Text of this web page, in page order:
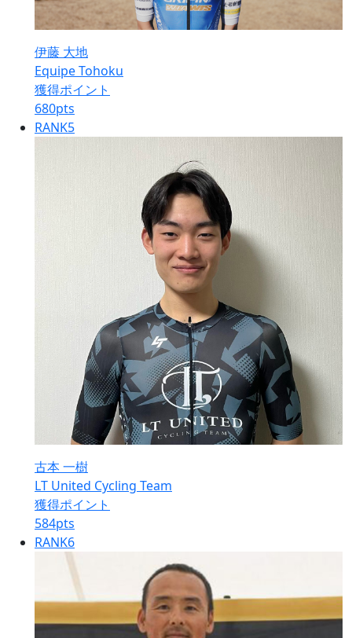
伊藤 大地
Equipe Tohoku
獲得ポイント
680pts
RANK5
古本 一樹
LT United Cycling Team
獲得ポイント
584pts
RANK6